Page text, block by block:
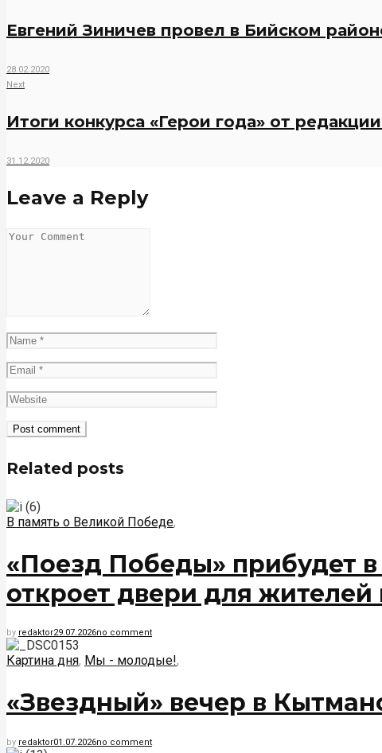
Евгений Зиничев провел в Бийском
28.02.2020
Next
Итоги конкурса «Герои года» от
31.12.2020
Leave a Reply
Related posts
В память о Великой Победе,
«Поезд Победы» прибудет
откроет двери для жителей
by redaktor29.07.2026no comment
Картина дня, Мы - молодые!,
«Звездный» вечер в
by redaktor01.07.2026no comment